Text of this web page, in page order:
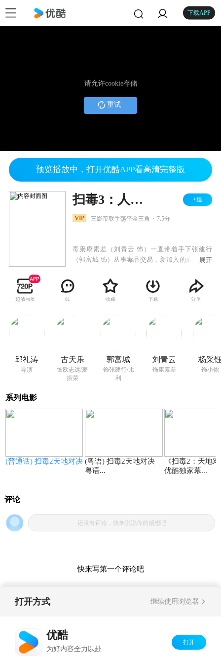
下载APP
请允许cookie存储
重试
预览播放中，打开优酷APP看高清完整版
扫毒3：人在天涯 +追
VIP 三影帝联手荡平金三角 7.5分
毒枭康素差（刘青云 饰）一直带着手下张建行
（郭富城 饰）从事毒品交易，新加入的成员欧志
情，三人情同手足。康素差在香港的贩毒生意被
警方查处后带团队逃到金三角发展，却意外发现
身边藏有卧底。此刻，是敌是友，一片茫然。
展开
超清画质 81 收藏 下载 分享
邱礼涛
导演
古天乐
饰欧志远/麦
振荣
郭富城
饰张建行/比
利
刘青云
饰康素差
杨采
饰小侬
系列电影
(普通话) 扫毒2天地对决 (粤语) 扫毒2天地对决
粤语...
《扫毒2：天地
优酷独家幕...
京ICP备06050721号-1
打开方式 继续使用浏览器
优酷
为好内容全力以赴
打开